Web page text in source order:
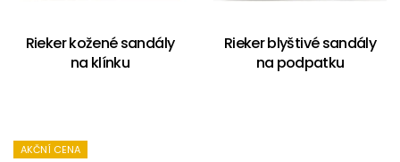
Rieker kožené sandály
na klínku
Rieker blyštivé sandály
na podpatku
AKČNÍ CENA